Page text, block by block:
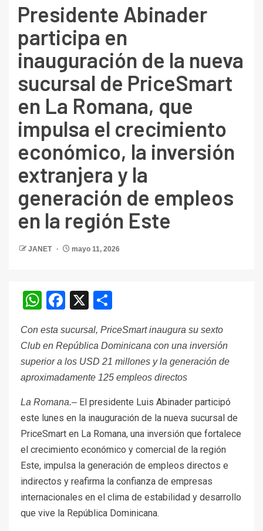
Presidente Abinader
participa en
inauguración de la nueva
sucursal de PriceSmart
en La Romana, que
impulsa el crecimiento
económico, la inversión
extranjera y la
generación de empleos
en la región Este
JANET mayo 11, 2026
WhatsApp
Facebook
X
Con esta sucursal, PriceSmart inaugura su sexto
Club en República Dominicana con una inversión
superior a los USD 21 millones y la generación de
aproximadamente 125 empleos directos
La Romana.– El presidente Luis Abinader participó
este lunes en la inauguración de la nueva sucursal de
PriceSmart en La Romana, una inversión que fortalece
el crecimiento económico y comercial de la región
Este, impulsa la generación de empleos directos e
indirectos y reafirma la confianza de empresas
internacionales en el clima de estabilidad y desarrollo
que vive la República Dominicana.